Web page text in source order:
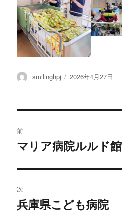
投
smilinghpj
投
2026年4月27日
稿
ビ
ゲ
前
過
の
投
稿:
マリア病院ルルド館
次
次
兵庫県こども病院